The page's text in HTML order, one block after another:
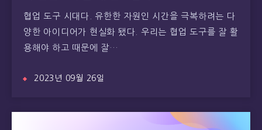
협업 도구 시대다. 유한한 자원인 시간을 극복하려는 다
양한 아이디어가 현실화 됐다. 우리는 협업 도구를 잘 활
용해야 하고 때문에 잘…
2023년 09월 26일